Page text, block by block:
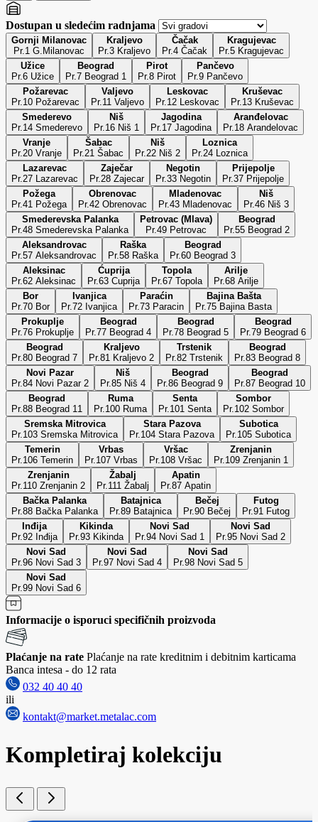
Dostupan u sledećim radnjama
Gornji Milanovac
Pr.1 G.Milanovac
Kraljevo
Pr.3 Kraljevo
Čačak
Pr.4 Čačak
Kragujevac
Pr.5 Kragujevac
Užice
Pr.6 Užice
Beograd
Pr.7 Beograd 1
Pirot
Pr.8 Pirot
Pančevo
Pr.9 Pančevo
Požarevac
Pr.10 Požarevac
Valjevo
Pr.11 Valjevo
Leskovac
Pr.12 Leskovac
Kruševac
Pr.13 Kruševac
Smederevo
Pr.14 Smederevo
Niš
Pr.16 Niš 1
Jagodina
Pr.17 Jagodina
Aranđelovac
Pr.18 Arandelovac
Vranje
Pr.20 Vranje
Šabac
Pr.21 Šabac
Niš
Pr.22 Niš 2
Loznica
Pr.24 Loznica
Lazarevac
Pr.27 Lazarevac
Zaječar
Pr.28 Zajecar
Negotin
Pr.33 Negotin
Prijepolje
Pr.37 Prijepolje
Požega
Pr.41 Požega
Obrenovac
Pr.42 Obrenovac
Mladenovac
Pr.43 Mladenovac
Niš
Pr.46 Niš 3
Smederevska Palanka
Pr.48 Smederevska Palanka
Petrovac (Mlava)
Pr.49 Petrovac
Beograd
Pr.55 Beograd 2
Aleksandrovac
Pr.57 Aleksandrovac
Raška
Pr.58 Raška
Beograd
Pr.60 Beograd 3
Aleksinac
Pr.62 Aleksinac
Ćuprija
Pr.63 Cuprija
Topola
Pr.67 Topola
Arilje
Pr.68 Arilje
Bor
Pr.70 Bor
Ivanjica
Pr.72 Ivanjica
Paraćin
Pr.73 Paracin
Bajina Bašta
Pr.75 Bajina Basta
Prokuplje
Pr.76 Prokuplje
Beograd
Pr.77 Beograd 4
Beograd
Pr.78 Beograd 5
Beograd
Pr.79 Beograd 6
Beograd
Pr.80 Beograd 7
Kraljevo
Pr.81 Kraljevo 2
Trstenik
Pr.82 Trstenik
Beograd
Pr.83 Beograd 8
Novi Pazar
Pr.84 Novi Pazar 2
Niš
Pr.85 Niš 4
Beograd
Pr.86 Beograd 9
Beograd
Pr.87 Beograd 10
Beograd
Pr.88 Beograd 11
Ruma
Pr.100 Ruma
Senta
Pr.101 Senta
Sombor
Pr.102 Sombor
Sremska Mitrovica
Pr.103 Sremska Mitrovica
Stara Pazova
Pr.104 Stara Pazova
Subotica
Pr.105 Subotica
Temerin
Pr.106 Temerin
Vrbas
Pr.107 Vrbas
Vršac
Pr.108 Vršac
Zrenjanin
Pr.109 Zrenjanin 1
Zrenjanin
Pr.110 Zrenjanin 2
Žabalj
Pr.111 Žabalj
Apatin
Pr.87 Apatin
Bačka Palanka
Pr.88 Bačka Palanka
Batajnica
Pr.89 Batajnica
Bečej
Pr.90 Bečej
Futog
Pr.91 Futog
Inđija
Pr.92 Inđija
Kikinda
Pr.93 Kikinda
Novi Sad
Pr.94 Novi Sad 1
Novi Sad
Pr.95 Novi Sad 2
Novi Sad
Pr.96 Novi Sad 3
Novi Sad
Pr.97 Novi Sad 4
Novi Sad
Pr.98 Novi Sad 5
Novi Sad
Pr.99 Novi Sad 6
Informacije o isporuci specifičnih proizvoda
Plaćanje na rate Plaćanje na rate kreditnim i debitnim karticama
Banca intesa - do 12 rata
032 40 40 40
ili
kontakt@market.metalac.com
Kompletiraj kolekciju